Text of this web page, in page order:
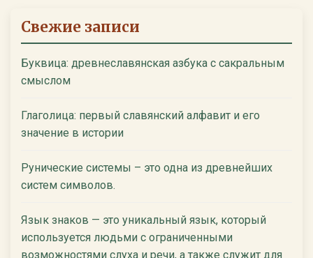
Свежие записи
Буквица: древнеславянская азбука с сакральным
смыслом
Глаголица: первый славянский алфавит и его
значение в истории
Рунические системы – это одна из древнейших
систем символов.
Язык знаков — это уникальный язык, который
используется людьми с ограниченными
возможностями слуха и речи, а также служит для